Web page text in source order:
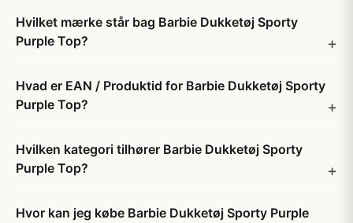
Hvilket mærke står bag Barbie Dukketøj Sporty
Purple Top?
Hvad er EAN / Produktid for Barbie Dukketøj Sporty
Purple Top?
Hvilken kategori tilhører Barbie Dukketøj Sporty
Purple Top?
Hvor kan jeg købe Barbie Dukketøj Sporty Purple